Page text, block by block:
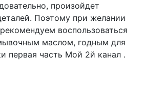
произойдет
Поэтому при желании
воспользоваться
маслом, годным для
первая часть Мой 2й канал .